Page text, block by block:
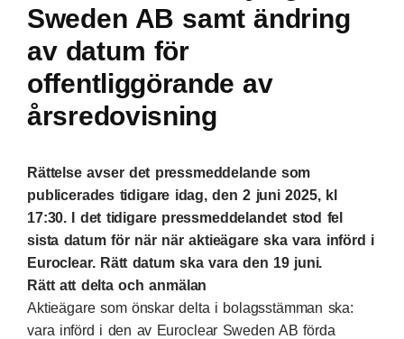
Sweden AB samt ändring
av datum för
offentliggörande av
årsredovisning
Rättelse avser det pressmeddelande som
publicerades tidigare idag, den 2 juni 2025, kl
17:30. I det tidigare pressmeddelandet stod fel
sista datum för när när aktieägare ska vara införd i
Euroclear. Rätt datum ska vara den 19 juni.
Rätt att delta och anmälan
Aktieägare som önskar delta i bolagsstämman ska:
vara införd i den av Euroclear Sweden AB förda